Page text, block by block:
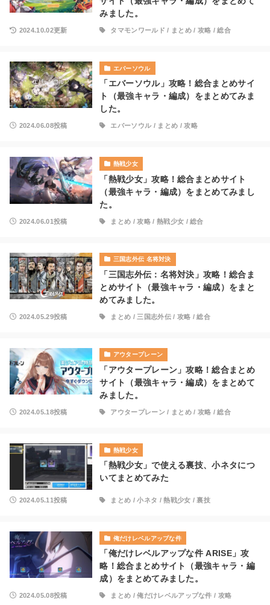
みました。
2024.10.02更新 タマモンワールド / まとめ/ 攻略 /総合
エバーソウル
「エバーソウル」攻略！総合まとめサイ
ト（最強キャラ・編成）をまとめてみま
した。
2024.06.08投稿 エバーソウル / まとめ /攻略
熱戦少女
「熱戦少女」攻略！総合まとめサイト
（最強キャラ・編成）をまとめてみまし
た。
2024.06.01投稿 まとめ /攻略/ 熱戦少女 /総合
三国志外伝 名将対決
「三国志外伝：名将対決」攻略！総合ま
とめサイト（最強キャラ・編成）をまと
めてみました。
2024.05.29投稿 まとめ / 三国志外伝/ 攻略 /総合
アウタープレーン
「アウタープレーン」攻略！総合まとめ
サイト（最強キャラ・編成）をまとめて
みました。
2024.05.18投稿 アウタープレーン/ まとめ/ 攻略 /総合
熱戦少女
「熱戦少女」で使える裏技、小ネタにつ
いてまとめてみた
2024.05.11投稿 まとめ /小ネタ /熱戦少女 /裏技
俺だけレベルアップな件
「俺だけレベルアップな件 ARISE」攻
略！総合まとめサイト（最強キャラ・編
成）をまとめてみました。
2024.05.08投稿 まとめ /俺だけレベルアップな件 / 攻略